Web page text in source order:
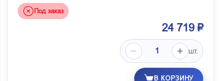
Под заказ
24 719 ₽
шт.
В КОРЗИНУ